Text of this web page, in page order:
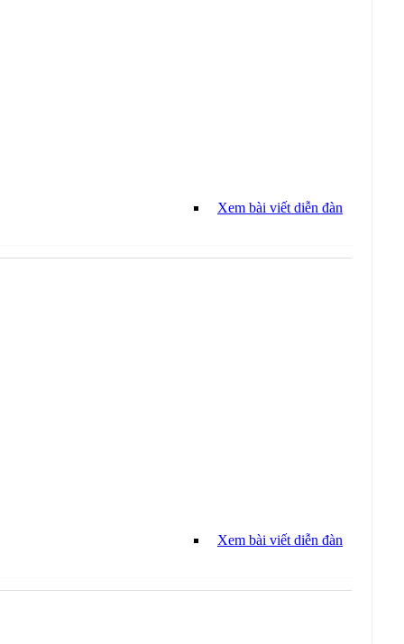
Xem bài viết diễn đàn
Xem bài viết diễn đàn